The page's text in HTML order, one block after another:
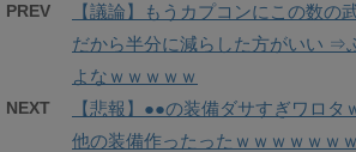
PREV
【議論】もうカプコンにこの数の
だから半分に減らした方がいい ⇒
よなｗｗｗｗｗ
NEXT
【悲報】●●の装備ダサすぎワロタ
他の装備作ったったｗｗｗｗｗｗｗ